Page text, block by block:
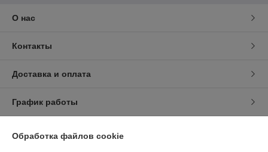
О нас
Контакты
Доставка и оплата
График работы
Обработка файлов cookie